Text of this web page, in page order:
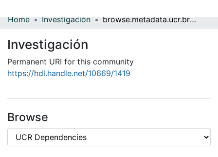
Communities & Collections
More Information
Browse Kérwá
Home Investigación browse.metadata.ucr.breadcrumbs
Investigación
Permanent URI for this community
https://hdl.handle.net/10669/1419
Browse